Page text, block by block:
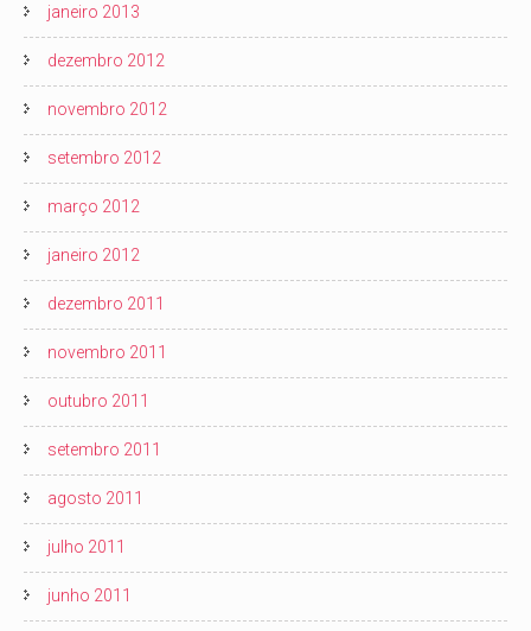
janeiro 2013
dezembro 2012
novembro 2012
setembro 2012
março 2012
janeiro 2012
dezembro 2011
novembro 2011
outubro 2011
setembro 2011
agosto 2011
julho 2011
junho 2011